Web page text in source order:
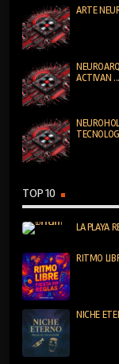
ARTE
ACTIVAN
TOP 10
LA PLAYA
RITMO
NICHE